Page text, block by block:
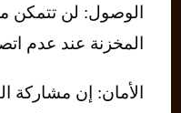
الوصول: لن تتمكن
المخزنة عند عدم
الأمان: إن مشاركة